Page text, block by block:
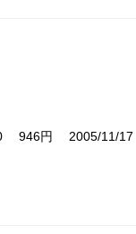
946円 2005/11/17